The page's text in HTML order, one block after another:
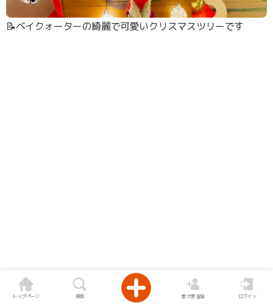
📝ベイクォーターの綺麗で可愛いクリスマスツリーです
トップページ 検索 愛犬家登録 ログイン